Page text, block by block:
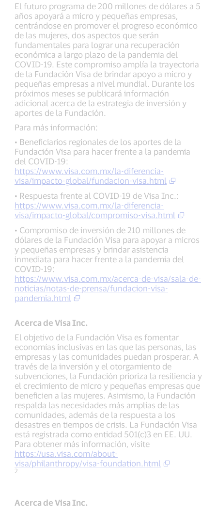
El futuro programa de 200 millones de dólares a 5
años apoyará a micro y pequeñas empresas,
centrándose en promover el progreso económico
de las mujeres, dos aspectos que serán
fundamentales para lograr una recuperación
económica a largo plazo de la pandemia del
COVID-19. Este compromiso amplía la trayectoria
de la Fundación Visa de brindar apoyo a micro y
pequeñas empresas a nivel mundial. Durante los
próximos meses se publicará información
adicional acerca de la estrategia de inversión y
aportes de la Fundación.
Para más información:
• Beneficiarios regionales de los aportes de la
Fundación Visa para hacer frente a la pandemia
del COVID-19:
https://www.visa.com.mx/la-diferencia-
visa/impacto-global/fundacion-visa.html
• Respuesta frente al COVID-19 de Visa Inc.:
https://www.visa.com.mx/la-diferencia-
visa/impacto-global/compromiso-visa.html
• Compromiso de inversión de 210 millones de
dólares de la Fundación Visa para apoyar a micros
y pequeñas empresas y brindar asistencia
inmediata para hacer frente a la pandemia del
COVID-19:
https://www.visa.com.mx/acerca-de-visa/sala-de-
noticias/notas-de-prensa/fundacion-visa-
pandemia.html
Acerca de Visa Inc.
El objetivo de la Fundación Visa es fomentar
economías inclusivas en las que las personas, las
empresas y las comunidades puedan prosperar. A
través de la inversión y el otorgamiento de
subvenciones, la Fundación prioriza la resiliencia y
el crecimiento de micro y pequeñas empresas que
beneficien a las mujeres. Asimismo, la Fundación
respalda las necesidades más amplias de las
comunidades, además de la respuesta a los
desastres en tiempos de crisis. La Fundación Visa
está registrada como entidad 501(c)3 en EE. UU.
Para obtener más información, visite
https://usa.visa.com/about-
visa/philanthropy/visa-foundation.html
2
Acerca de Visa Inc.